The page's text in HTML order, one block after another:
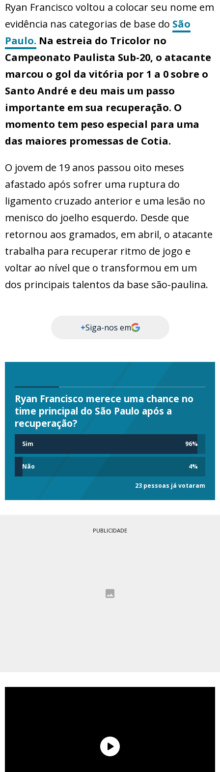
Ryan Francisco voltou a colocar seu nome em
evidência nas categorias de base do São
Paulo. Na estreia do Tricolor no
Campeonato Paulista Sub-20, o atacante
marcou o gol da vitória por 1 a 0 sobre o
Santo André e deu mais um passo
importante em sua recuperação. O
momento tem peso especial para uma
das maiores promessas de Cotia.
O jovem de 19 anos passou oito meses
afastado após sofrer uma ruptura do
ligamento cruzado anterior e uma lesão no
menisco do joelho esquerdo. Desde que
retornou aos gramados, em abril, o atacante
trabalha para recuperar ritmo de jogo e
voltar ao nível que o transformou em um
dos principais talentos da base são-paulina.
+Siga-nos em
Ryan Francisco merece uma chance no
time principal do São Paulo após a
recuperação?
Sim 96%
Não 4%
23 pessoas já votaram
PUBLICIDADE